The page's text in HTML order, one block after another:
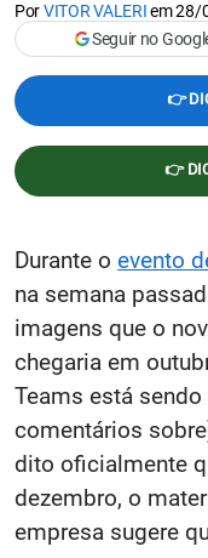
PorVITOR VALERIem28/
Seguir no
👉
👉
Durante o evento
na semana
imagens que o
chegaria em
Teams está
comentários
dito oficialmente
dezembro, o
empresa sugere